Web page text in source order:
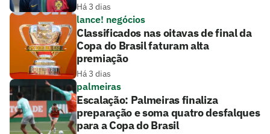
Há 3 dias
lance! negócios
Classificados nas oitavas de final da
Copa do Brasil faturam alta
premiação
Há 3 dias
palmeiras
Escalação: Palmeiras finaliza
preparação e soma quatro desfalques
para a Copa do Brasil